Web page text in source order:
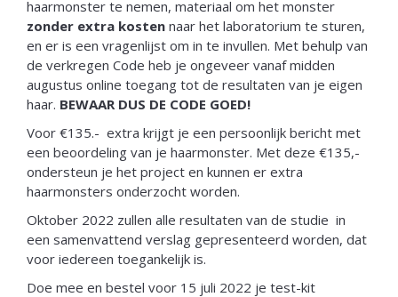
haarmonster te nemen, materiaal om het monster
zonder extra kosten naar het laboratorium te sturen,
en er is een vragenlijst om in te invullen. Met behulp van
de verkregen Code heb je ongeveer vanaf midden
augustus online toegang tot de resultaten van je eigen
haar. BEWAAR DUS DE CODE GOED!
Voor €135.- extra krijgt je een persoonlijk bericht met
een beoordeling van je haarmonster. Met deze €135,-
ondersteun je het project en kunnen er extra
haarmonsters onderzocht worden.
Oktober 2022 zullen alle resultaten van de studie in
een samenvattend verslag gepresenteerd worden, dat
voor iedereen toegankelijk is.
Doe mee en bestel voor 15 juli 2022 je test-kit